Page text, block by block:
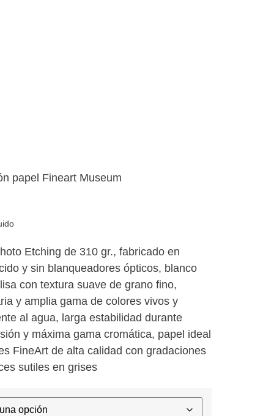
papel Fineart Museum
€
Etching de 310 gr., fabricado en
y sin blanqueadores ópticos, blanco
con textura suave de grano fino,
y amplia gama de colores vivos y
al agua, larga estabilidad durante
y máxima gama cromática, papel ideal
FineArt de alta calidad con gradaciones
sutiles en grises